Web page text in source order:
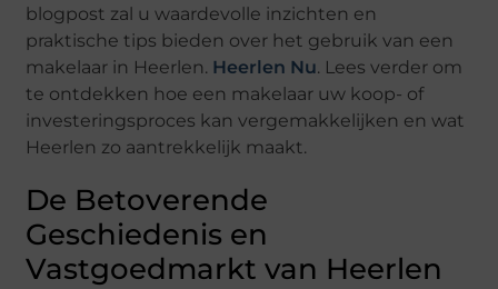
blogpost zal u waardevolle inzichten en
praktische tips bieden over het gebruik van een
makelaar in Heerlen. Heerlen Nu. Lees verder om
te ontdekken hoe een makelaar uw koop- of
investeringsproces kan vergemakkelijken en wat
Heerlen zo aantrekkelijk maakt.
De Betoverende
Geschiedenis en
Vastgoedmarkt van Heerlen